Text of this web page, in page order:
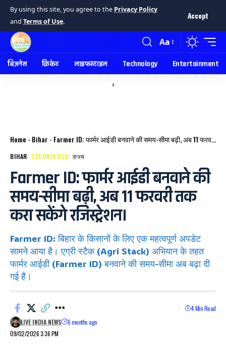
By using this site, you agree to the Privacy Policy
and Terms of Use.
Accept
Aa
बिज़नेस क्रिकेट लाइफस्टाइल Technology Entertainment
a
Home - Bihar - Farmer ID: फार्मर आईडी बनवाने की समय-सीमा बढ़ी, अब 11 फरवरी तक करा सकेंगे रजिस्ट्रेशन।
BIHAR TECHNOLOGY राज्य
Farmer ID: फार्मर आईडी बनवाने की
समय-सीमा बढ़ी, अब 11 फरवरी तक
करा सकेंगे रजिस्ट्रेशन।
Farmer ID: बिहार के किसानों के लिए एक महत्वपूर्ण अपडेट
सामने आया है। एग्री स्टैक (Agri Stack) अभियान के तहत
फार्मर आईडी (Farmer ID) बनवाने की समय-सीमा अब बढ़ा दी
गई है।
09/02/2026 3:36 PM
LIVE INDIA NEWS 6 months ago
4 Min Read